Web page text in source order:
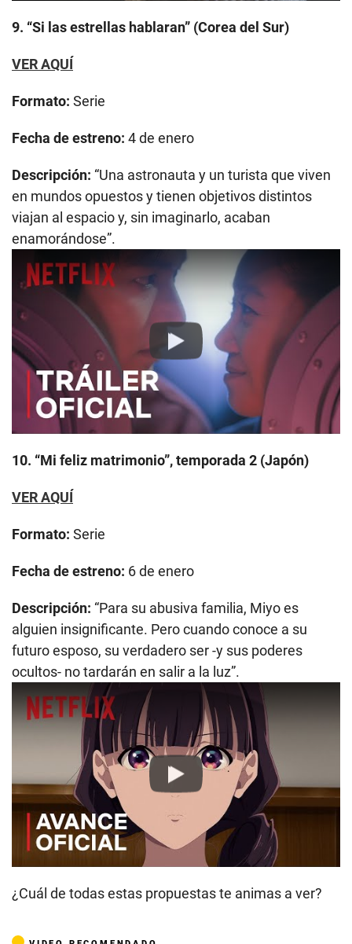
9. “Si las estrellas hablaran” (Corea del Sur)
VER AQUÍ
Formato: Serie
Fecha de estreno: 4 de enero
Descripción: “Una astronauta y un turista que viven
en mundos opuestos y tienen objetivos distintos
viajan al espacio y, sin imaginarlo, acaban
enamorándose”.
Play
10. “Mi feliz matrimonio”, temporada 2 (Japón)
VER AQUÍ
Formato: Serie
Fecha de estreno: 6 de enero
Descripción: “Para su abusiva familia, Miyo es
alguien insignificante. Pero cuando conoce a su
futuro esposo, su verdadero ser -y sus poderes
ocultos- no tardarán en salir a la luz”.
Play
¿Cuál de todas estas propuestas te animas a ver?